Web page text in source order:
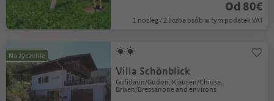
Od 80€
1 nocleg / 2 liczba osób w tym podatek VAT
Na życzenie
Villa Schönblick
Gufidaun/Gudon, Klausen/Chiusa,
Brixen/Bressanone and environs